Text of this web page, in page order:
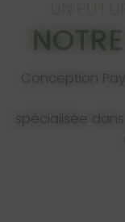
Conception
spécialisée